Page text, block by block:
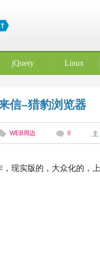
jQuery Linux
信–猎豹浏览器
WEB周边 0
现实版的，大众化的，